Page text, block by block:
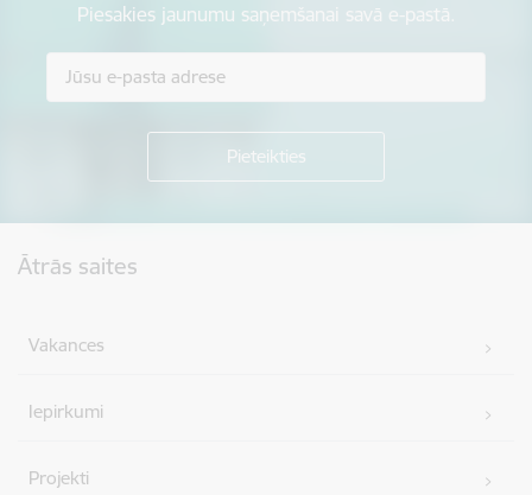
Piesakies jaunumu saņemšanai savā e-pastā.
Ātrās saites
Vakances
Iepirkumi
Projekti